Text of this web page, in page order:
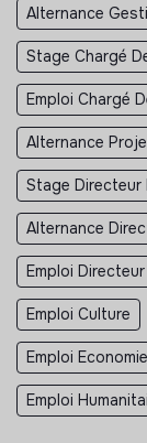
Alternance
Stage Chargé
Emploi Chargé
Alternance
Stage Directeur
Alternance
Emploi
Emploi Culture
Emploi
Emploi